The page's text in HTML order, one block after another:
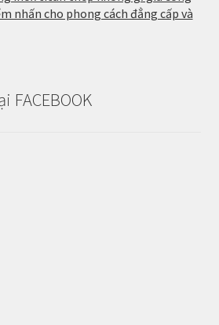
nhấn cho phong cách đẳng cấp và
FACEBOOK